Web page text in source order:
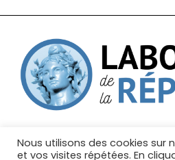
Le colloque consacré à la
République, a pour
l’apaisement du débat
des pistes concrètes et
monde professionnel. Pensée comme un moment
d’échange ouvert, cette
aux profils variés afin de
solutions partagées. Un événement pour tous : Cette
rencontre est conçue
Mentions légales
Nous utilisons des cookies sur
et vos visites répétées. En